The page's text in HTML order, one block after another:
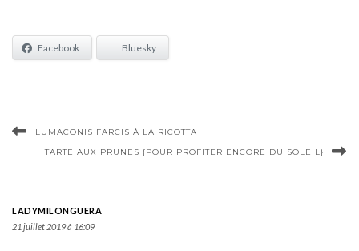
Facebook Bluesky
LUMACONIS FARCIS À LA RICOTTA
TARTE AUX PRUNES {POUR PROFITER ENCORE DU SOLEIL}
LADYMILONGUERA
21 juillet 2019 à 16:09